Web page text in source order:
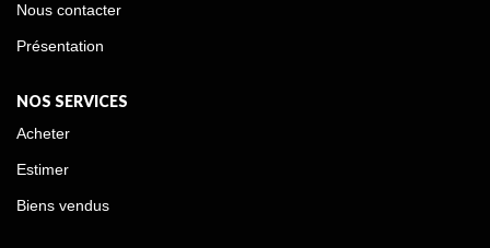
Nous contacter
Présentation
NOS SERVICES
Acheter
Estimer
Biens vendus